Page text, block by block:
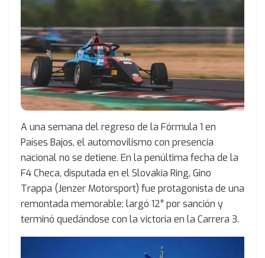
A una semana del regreso de la Fórmula 1 en
Países Bajos, el automovilismo con presencia
nacional no se detiene. En la penúltima fecha de la
F4 Checa, disputada en el Slovakia Ring, Gino
Trappa (Jenzer Motorsport) fue protagonista de una
remontada memorable: largó 12° por sanción y
terminó quedándose con la victoria en la Carrera 3.